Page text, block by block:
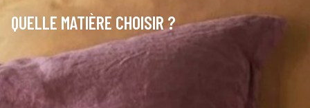
QUELLE MATIÈRE CHOISIR ?